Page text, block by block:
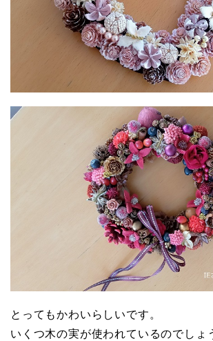
とってもかわいらしいです。
いくつ木の実が使われているのでしょ